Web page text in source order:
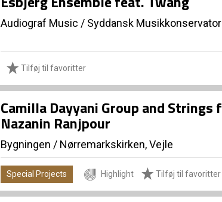
Audiograf Music / Syddansk
Tilføj til favoritter
Camilla Dayyani Group and
Nazanin Ranjpour
Bygningen / Nørremarkskirken, Vejle
Special Projects Highlight Tilføj til favoritter